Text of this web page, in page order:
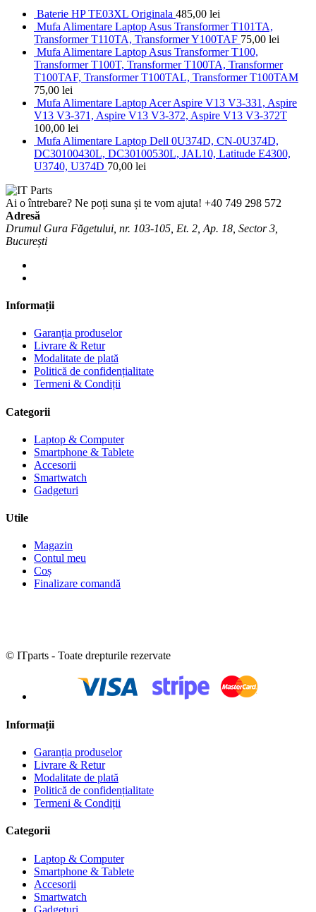
Baterie HP TE03XL Originala 485,00 lei
Mufa Alimentare Laptop Asus Transformer T101TA,
Transformer T110TA, Transformer Y100TAF 75,00 lei
Mufa Alimentare Laptop Asus Transformer T100,
Transformer T100T, Transformer T100TA, Transformer
T100TAF, Transformer T100TAL, Transformer T100TAM
75,00 lei
Mufa Alimentare Laptop Acer Aspire V13 V3-331, Aspire
V13 V3-371, Aspire V13 V3-372, Aspire V13 V3-372T
100,00 lei
Mufa Alimentare Laptop Dell 0U374D, CN-0U374D,
DC30100430L, DC30100530L, JAL10, Latitude E4300,
U3740, U374D 70,00 lei
Ai o întrebare? Ne poți suna și te vom ajuta! +40 749 298 572
Adresă
Drumul Gura Făgetului, nr. 103-105, Et. 2, Ap. 18, Sector 3,
București
Informații
Garanția produselor
Livrare & Retur
Modalitate de plată
Politică de confidențialitate
Termeni & Condiții
Categorii
Laptop & Computer
Smartphone & Tablete
Accesorii
Smartwatch
Gadgeturi
Utile
Magazin
Contul meu
Coș
Finalizare comandă
© ITparts - Toate drepturile rezervate
Informații
Garanția produselor
Livrare & Retur
Modalitate de plată
Politică de confidențialitate
Termeni & Condiții
Categorii
Laptop & Computer
Smartphone & Tablete
Accesorii
Smartwatch
Gadgeturi